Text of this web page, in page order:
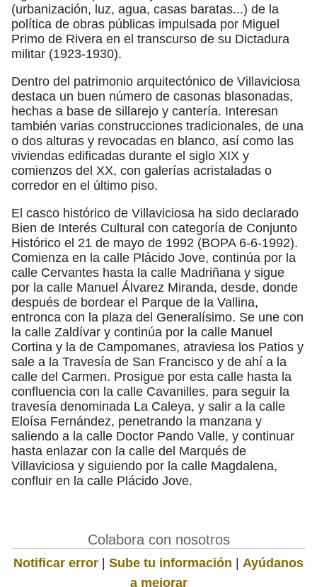
(urbanización, luz, agua, casas baratas...) de la
política de obras públicas impulsada por Miguel
Primo de Rivera en el transcurso de su Dictadura
militar (1923-1930).
Dentro del patrimonio arquitectónico de Villaviciosa
destaca un buen número de casonas blasonadas,
hechas a base de sillarejo y cantería. Interesan
también varias construcciones tradicionales, de una
o dos alturas y revocadas en blanco, así como las
viviendas edificadas durante el siglo XIX y
comienzos del XX, con galerías acristaladas o
corredor en el último piso.
El casco histórico de Villaviciosa ha sido declarado
Bien de Interés Cultural con categoría de Conjunto
Histórico el 21 de mayo de 1992 (BOPA 6-6-1992).
Comienza en la calle Plácido Jove, continúa por la
calle Cervantes hasta la calle Madriñana y sigue
por la calle Manuel Álvarez Miranda, desde, donde
después de bordear el Parque de la Vallina,
entronca con la plaza del Generalísimo. Se une con
la calle Zaldívar y continúa por la calle Manuel
Cortina y la de Campomanes, atraviesa los Patios y
sale a la Travesía de San Francisco y de ahí a la
calle del Carmen. Prosigue por esta calle hasta la
confluencia con la calle Cavanilles, para seguir la
travesía denominada La Caleya, y salir a la calle
Eloísa Fernández, penetrando la manzana y
saliendo a la calle Doctor Pando Valle, y continuar
hasta enlazar con la calle del Marqués de
Villaviciosa y siguiendo por la calle Magdalena,
confluir en la calle Plácido Jove.
Colabora con nosotros
Notificar error | Sube tu información | Ayúdanos
a mejorar